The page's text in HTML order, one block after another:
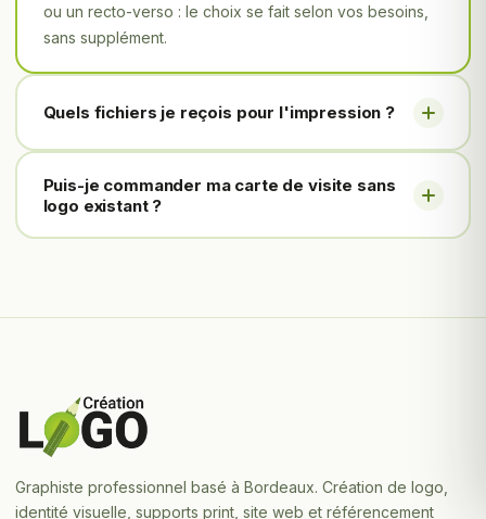
ou un recto-verso : le choix se fait selon vos besoins,
sans supplément.
Quels fichiers je reçois pour l'impression ?
Puis-je commander ma carte de visite sans
logo existant ?
Graphiste professionnel basé à Bordeaux. Création de logo,
identité visuelle, supports print, site web et référencement